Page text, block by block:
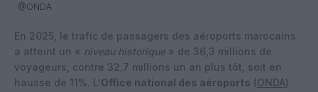
@ONDA
En 2025, le trafic de passagers des aéroports marocains
a atteint un « niveau historique » de 36,3 millions de
voyageurs, contre 32,7 millions un an plus tôt, soit en
hausse de 11%. L’Office national des aéroports (ONDA)